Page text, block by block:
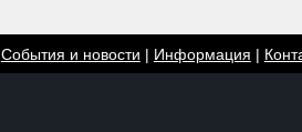
События и новости | Информация |